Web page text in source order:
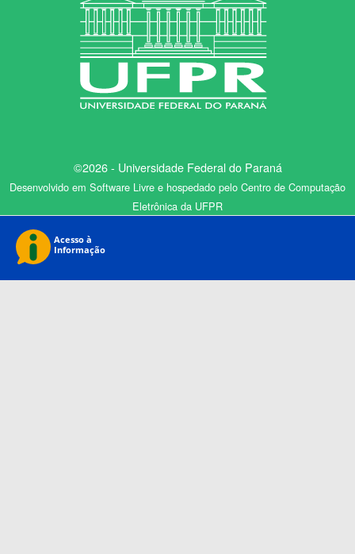
©2026 - Universidade Federal do Paraná
Desenvolvido em Software Livre e hospedado pelo Centro de Computação
Eletrônica da UFPR